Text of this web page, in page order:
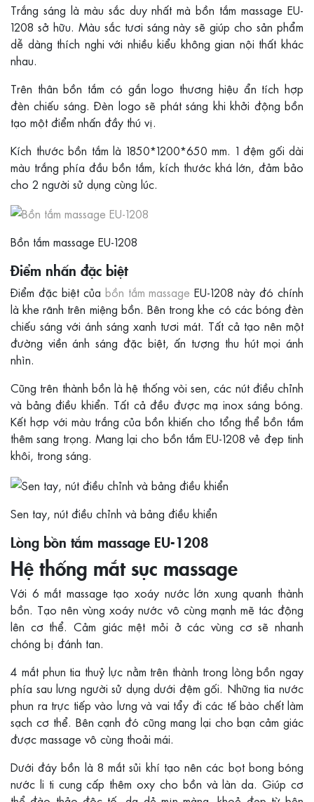
Trắng sáng là màu sắc duy nhất mà bồn tắm massage EU-
1208 sở hữu. Màu sắc tươi sáng này sẽ giúp cho sản phẩm
dễ dàng thích nghi với nhiều kiểu không gian nội thất khác
nhau.
Trên thân bồn tắm có gắn logo thương hiệu ẩn tích hợp
đèn chiếu sáng. Đèn logo sẽ phát sáng khi khởi động bồn
tạo một điểm nhấn đầy thú vị.
Kích thước bồn tắm là 1850*1200*650 mm. 1 đệm gối dài
màu trắng phía đầu bồn tắm, kích thước khá lớn, đảm bảo
cho 2 người sử dụng cùng lúc.
Bồn tắm massage EU-1208
Điểm nhấn đặc biệt
Điểm đặc biệt của bồn tắm massage EU-1208 này đó chính
là khe rãnh trên miệng bồn. Bên trong khe có các bóng đèn
chiếu sáng với ánh sáng xanh tươi mát. Tất cả tạo nên một
đường viền ánh sáng đặc biệt, ấn tượng thu hút mọi ánh
nhìn.
Cũng trên thành bồn là hệ thống vòi sen, các nút điều chỉnh
và bảng điều khiển. Tất cả đều được mạ inox sáng bóng.
Kết hợp với màu trắng của bồn khiến cho tổng thể bồn tắm
thêm sang trọng. Mang lại cho bồn tắm EU-1208 vẻ đẹp tinh
khôi, trong sáng.
Sen tay, nút điều chỉnh và bảng điều khiển
Lòng bồn tắm massage EU-1208
Hệ thống mắt sục massage
Với 6 mắt massage tạo xoáy nước lớn xung quanh thành
bồn. Tạo nên vùng xoáy nước vô cùng mạnh mẽ tác động
lên cơ thể. Cảm giác mệt mỏi ở các vùng cơ sẽ nhanh
chóng bị đánh tan.
4 mắt phun tia thuỷ lực nằm trên thành trong lòng bồn ngay
phía sau lưng người sử dụng dưới đệm gối. Những tia nước
phun ra trực tiếp vào lưng và vai tẩy đi các tế bào chết làm
sạch cơ thể. Bên cạnh đó cũng mang lại cho bạn cảm giác
được massage vô cùng thoải mái.
Dưới đáy bồn là 8 mắt sủi khí tạo nên các bọt bong bóng
nước li ti cung cấp thêm oxy cho bồn và làn da. Giúp cơ